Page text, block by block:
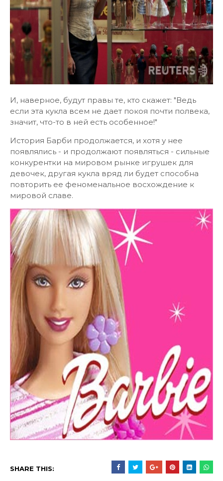
И, наверное, будут правы те, кто скажет: "Ведь
если эта кукла всем не дает покоя почти полвека,
значит, что-то в ней есть особенное!"
История Барби продолжается, и хотя у нее
появлялись - и продолжают появляться - сильные
конкурентки на мировом рынке игрушек для
девочек, другая кукла вряд ли будет способна
повторить ее феноменальное восхождение к
мировой славе.
SHARE THIS: